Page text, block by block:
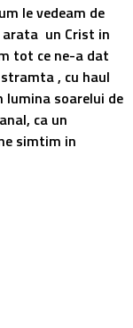
le vedeam de
arata un Crist in
tot ce ne-a dat
, cu haul
lumina soarelui de
ca un
simtim in